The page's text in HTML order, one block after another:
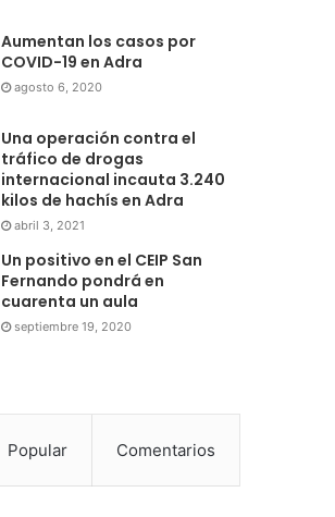
Aumentan los casos por
COVID-19 en Adra
agosto 6, 2020
Una operación contra el
tráfico de drogas
internacional incauta 3.240
kilos de hachís en Adra
abril 3, 2021
Un positivo en el CEIP San
Fernando pondrá en
cuarenta un aula
septiembre 19, 2020
Popular Comentarios